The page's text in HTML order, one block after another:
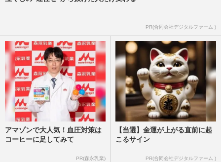
フワちゃんが選んだ『スターダム』プロレ
PR(合同会社デジタルファーム )
アマゾンで大人気！血圧対策は
コーヒーに足してみて
PR(森永乳業)
【当選】金運が上がる直前に起
こるサイン
PR(合同会社デジタルファーム )